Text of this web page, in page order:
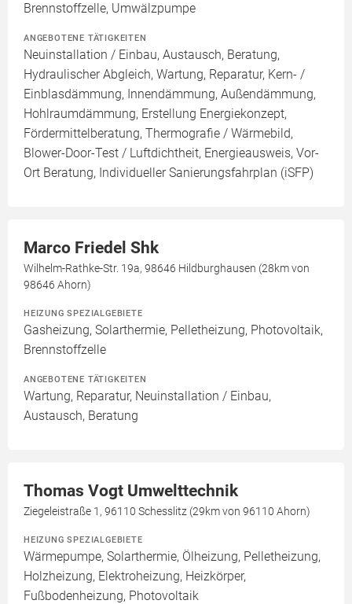
Brennstoffzelle, Umwälzpumpe
ANGEBOTENE TÄTIGKEITEN
Neuinstallation / Einbau, Austausch, Beratung,
Hydraulischer Abgleich, Wartung, Reparatur, Kern- /
Einblasdämmung, Innendämmung, Außendämmung,
Hohlraumdämmung, Erstellung Energiekonzept,
Fördermittelberatung, Thermografie / Wärmebild,
Blower-Door-Test / Luftdichtheit, Energieausweis, Vor-
Ort Beratung, Individueller Sanierungsfahrplan (iSFP)
Marco Friedel Shk
Wilhelm-Rathke-Str. 19a, 98646 Hildburghausen (28km von
98646 Ahorn)
HEIZUNG SPEZIALGEBIETE
Gasheizung, Solarthermie, Pelletheizung, Photovoltaik,
Brennstoffzelle
ANGEBOTENE TÄTIGKEITEN
Wartung, Reparatur, Neuinstallation / Einbau,
Austausch, Beratung
Thomas Vogt Umwelttechnik
Ziegeleistraße 1, 96110 Schesslitz (29km von 96110 Ahorn)
HEIZUNG SPEZIALGEBIETE
Wärmepumpe, Solarthermie, Ölheizung, Pelletheizung,
Holzheizung, Elektroheizung, Heizkörper,
Fußbodenheizung, Photovoltaik